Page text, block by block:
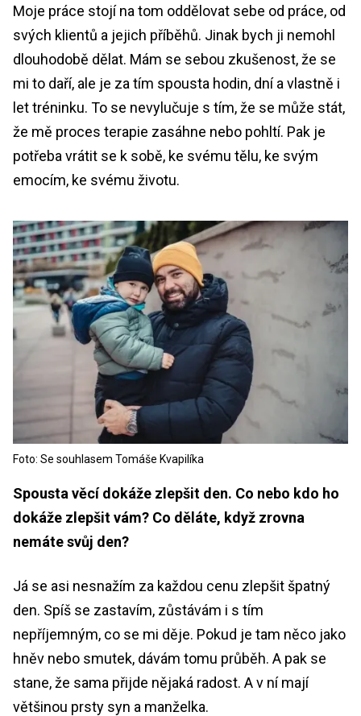
Moje práce stojí na tom oddělovat sebe od práce, od
svých klientů a jejich příběhů. Jinak bych ji nemohl
dlouhodobě dělat. Mám se sebou zkušenost, že se
mi to daří, ale je za tím spousta hodin, dní a vlastně i
let tréninku. To se nevylučuje s tím, že se může stát,
že mě proces terapie zasáhne nebo pohltí. Pak je
potřeba vrátit se k sobě, ke svému tělu, ke svým
emocím, ke svému životu.
Foto: Se souhlasem Tomáše Kvapilíka
Spousta věcí dokáže zlepšit den. Co nebo kdo ho
dokáže zlepšit vám? Co děláte, když zrovna
nemáte svůj den?
Já se asi nesnažím za každou cenu zlepšit špatný
den. Spíš se zastavím, zůstávám i s tím
nepříjemným, co se mi děje. Pokud je tam něco jako
hněv nebo smutek, dávám tomu průběh. A pak se
stane, že sama přijde nějaká radost. A v ní mají
většinou prsty syn a manželka.